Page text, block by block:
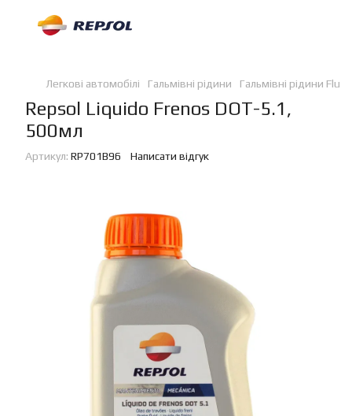
Легкові автомобілі Гальмівні рідини Гальмівні рідини Fluid
Repsol Liquido Frenos DOT-5.1,
500мл
Артикул: RP701B96 Написати відгук